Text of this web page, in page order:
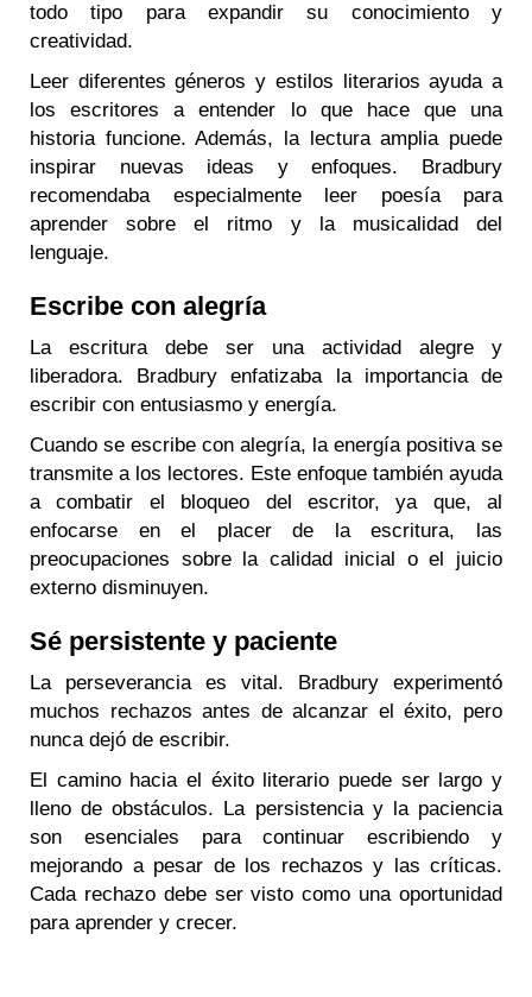
todo tipo para expandir su conocimiento y
creatividad.
Leer diferentes géneros y estilos literarios ayuda a
los escritores a entender lo que hace que una
historia funcione. Además, la lectura amplia puede
inspirar nuevas ideas y enfoques. Bradbury
recomendaba especialmente leer poesía para
aprender sobre el ritmo y la musicalidad del
lenguaje.
Escribe con alegría
La escritura debe ser una actividad alegre y
liberadora. Bradbury enfatizaba la importancia de
escribir con entusiasmo y energía.
Cuando se escribe con alegría, la energía positiva se
transmite a los lectores. Este enfoque también ayuda
a combatir el bloqueo del escritor, ya que, al
enfocarse en el placer de la escritura, las
preocupaciones sobre la calidad inicial o el juicio
externo disminuyen.
Sé persistente y paciente
La perseverancia es vital. Bradbury experimentó
muchos rechazos antes de alcanzar el éxito, pero
nunca dejó de escribir.
El camino hacia el éxito literario puede ser largo y
lleno de obstáculos. La persistencia y la paciencia
son esenciales para continuar escribiendo y
mejorando a pesar de los rechazos y las críticas.
Cada rechazo debe ser visto como una oportunidad
para aprender y crecer.